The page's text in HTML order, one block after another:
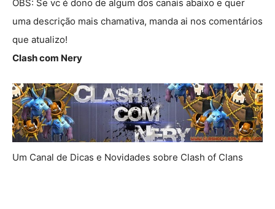
OBS: Se vc é dono de algum dos canais abaixo e quer
uma descrição mais chamativa, manda ai nos comentários
que atualizo!
Clash com Nery
Um Canal de Dicas e Novidades sobre Clash of Clans